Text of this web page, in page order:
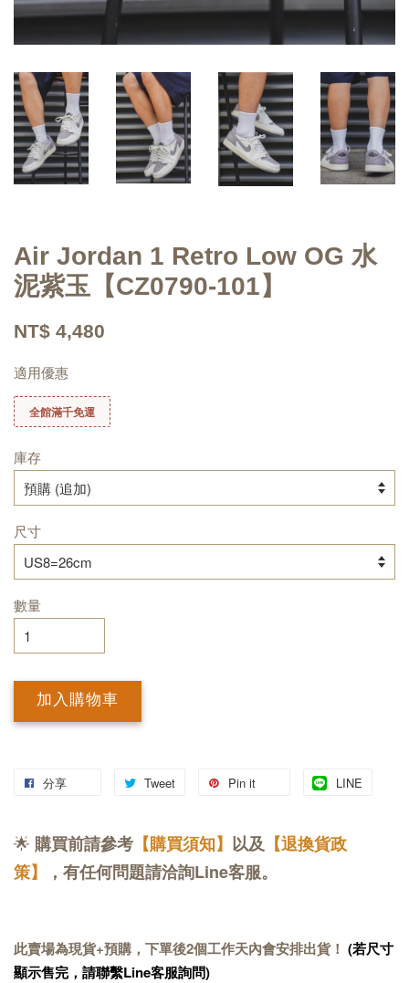
Air Jordan 1 Retro Low OG 水
泥紫玉【CZ0790-101】
NT$ 4,480
適用優惠
全館滿千免運
庫存
尺寸
數量
加入購物車
分享 Tweet Pin it LINE
🌟 購買前請參考 【購買須知】 以及 【退換貨政
策】
，有任何問題請洽詢Line客服。
此賣場為現貨+預購，下單後2個工作天內會安排出貨！ (若尺寸
顯示售完，請聯繫Line客服詢問)